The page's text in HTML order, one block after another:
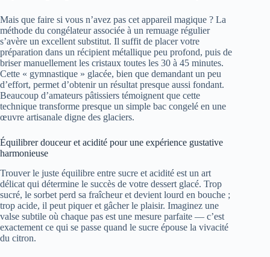
Mais que faire si vous n’avez pas cet appareil magique ? La
méthode du congélateur associée à un remuage régulier
s’avère un excellent substitut. Il suffit de placer votre
préparation dans un récipient métallique peu profond, puis de
briser manuellement les cristaux toutes les 30 à 45 minutes.
Cette « gymnastique » glacée, bien que demandant un peu
d’effort, permet d’obtenir un résultat presque aussi fondant.
Beaucoup d’amateurs pâtissiers témoignent que cette
technique transforme presque un simple bac congelé en une
œuvre artisanale digne des glaciers.
Équilibrer douceur et acidité pour une expérience gustative
harmonieuse
Trouver le juste équilibre entre sucre et acidité est un art
délicat qui détermine le succès de votre dessert glacé. Trop
sucré, le sorbet perd sa fraîcheur et devient lourd en bouche ;
trop acide, il peut piquer et gâcher le plaisir. Imaginez une
valse subtile où chaque pas est une mesure parfaite — c’est
exactement ce qui se passe quand le sucre épouse la vivacité
du citron.